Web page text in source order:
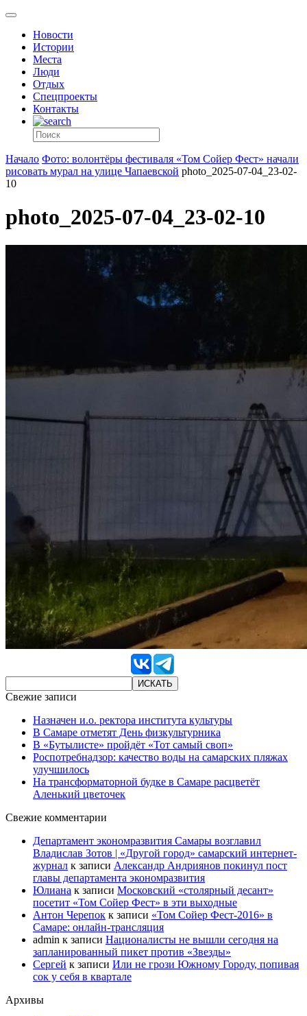
Новости
Истории
Места
Люди
Отдых
Спецпроекты
Контакты
Начало Фото: волонтёры фестиваля «Том Сойер Фест» начали
рисовать мурал на улице Чапаевской photo_2025-07-04_23-02-
10
photo_2025-07-04_23-02-10
Свежие записи
Назначен и.о. ректора института культуры
В Самаре отметят День физкультурника
В «Бутылисте» пройдёт «Тот самый своп»
Роспотребнадзор: качество воды на самарских пляжах
улучшилось
На трансформаторной будке в Самаре расцветёт
Аленький цветочек
Свежие комментарии
Департамент экономразвития Самары возглавил
Владислав Зотов | «Другой город» самарский интернет-
журнал к записи Александр Андриянов покинул пост
главы департамента экономразвития
Юлиана к записи Московский «столярный десант»
посетит «Том Сойер Фест» в эти выходные
Антон Черепок к записи «Том Сойер Фест-2016» в
Самаре: онлайн-трансляция
admin к записи Националисты не вышли сегодня на
запланированный пикет против «Звезды»
Сергей к записи Или не грози Южному Городу, попивая
сок у себя в квартале
Архивы